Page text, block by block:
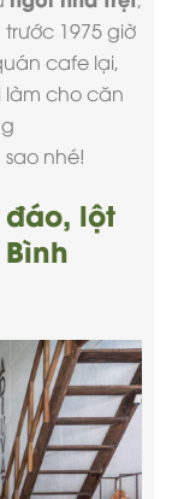
1975 giờ
cafe lại,
làm cho căn
nhé!
lột